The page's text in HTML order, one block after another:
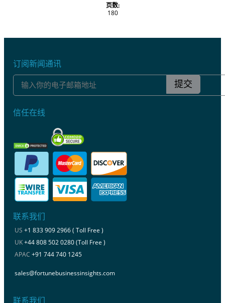
页数:
180
订阅新闻通讯
提交
信任在线
联系我们
US +1 833 909 2966 ( Toll Free )
UK+44 808 502 0280 (Toll Free )
APAC +91 744 740 1245
sales@fortunebusinessinsights.com
联系我们